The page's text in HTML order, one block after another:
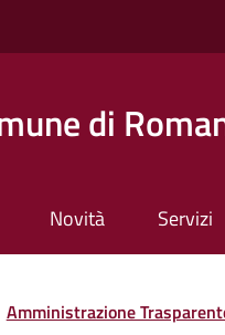
di
Novità Servizi
Amministrazione